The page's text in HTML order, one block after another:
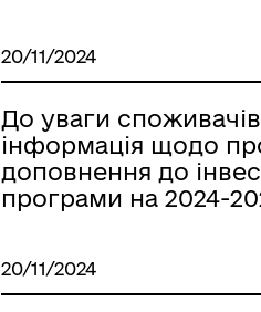
20/11/2024
До уваги
інформація щодо
доповнення до
програми на 2024-
20/11/2024